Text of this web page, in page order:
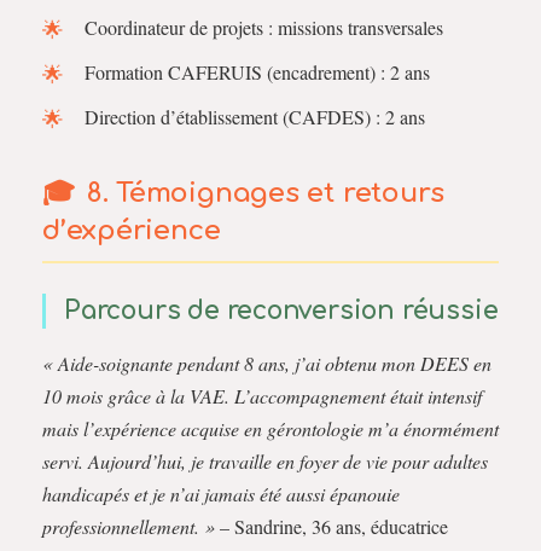
Coordinateur de projets : missions transversales
Formation CAFERUIS (encadrement) : 2 ans
Direction d’établissement (CAFDES) : 2 ans
8. Témoignages et retours
d’expérience
Parcours de reconversion réussie
« Aide-soignante pendant 8 ans, j’ai obtenu mon DEES en
10 mois grâce à la VAE. L’accompagnement était intensif
mais l’expérience acquise en gérontologie m’a énormément
servi. Aujourd’hui, je travaille en foyer de vie pour adultes
handicapés et je n’ai jamais été aussi épanouie
professionnellement. »– Sandrine, 36 ans, éducatrice